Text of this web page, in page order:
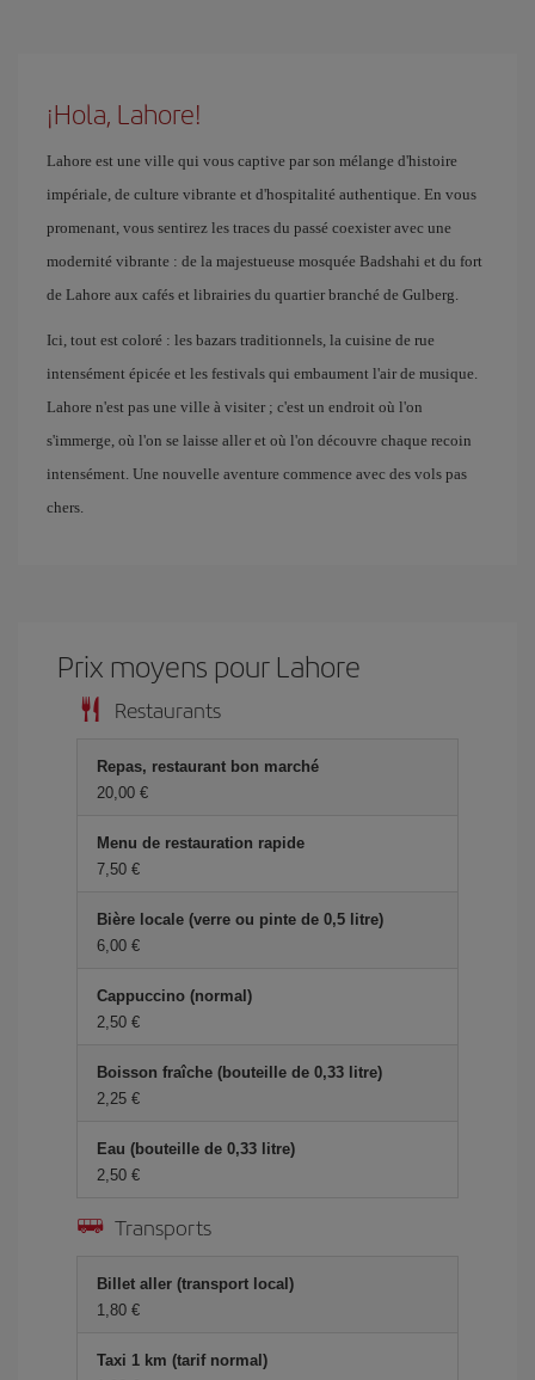
¡Hola, Lahore!
Lahore est une ville qui vous captive par son mélange d'histoire
impériale, de culture vibrante et d'hospitalité authentique. En vous
promenant, vous sentirez les traces du passé coexister avec une
modernité vibrante : de la majestueuse mosquée Badshahi et du fort
de Lahore aux cafés et librairies du quartier branché de Gulberg.
Ici, tout est coloré : les bazars traditionnels, la cuisine de rue
intensément épicée et les festivals qui embaument l'air de musique.
Lahore n'est pas une ville à visiter ; c'est un endroit où l'on
s'immerge, où l'on se laisse aller et où l'on découvre chaque recoin
intensément. Une nouvelle aventure commence avec des vols pas
chers.
Prix ​​moyens pour Lahore
Restaurants
Repas, restaurant bon marché
20,00 €
Menu de restauration rapide
7,50 €
Bière locale (verre ou pinte de 0,5 litre)
6,00 €
Cappuccino (normal)
2,50 €
Boisson fraîche (bouteille de 0,33 litre)
2,25 €
Eau (bouteille de 0,33 litre)
2,50 €
Transports
Billet aller (transport local)
1,80 €
Taxi 1 km (tarif normal)